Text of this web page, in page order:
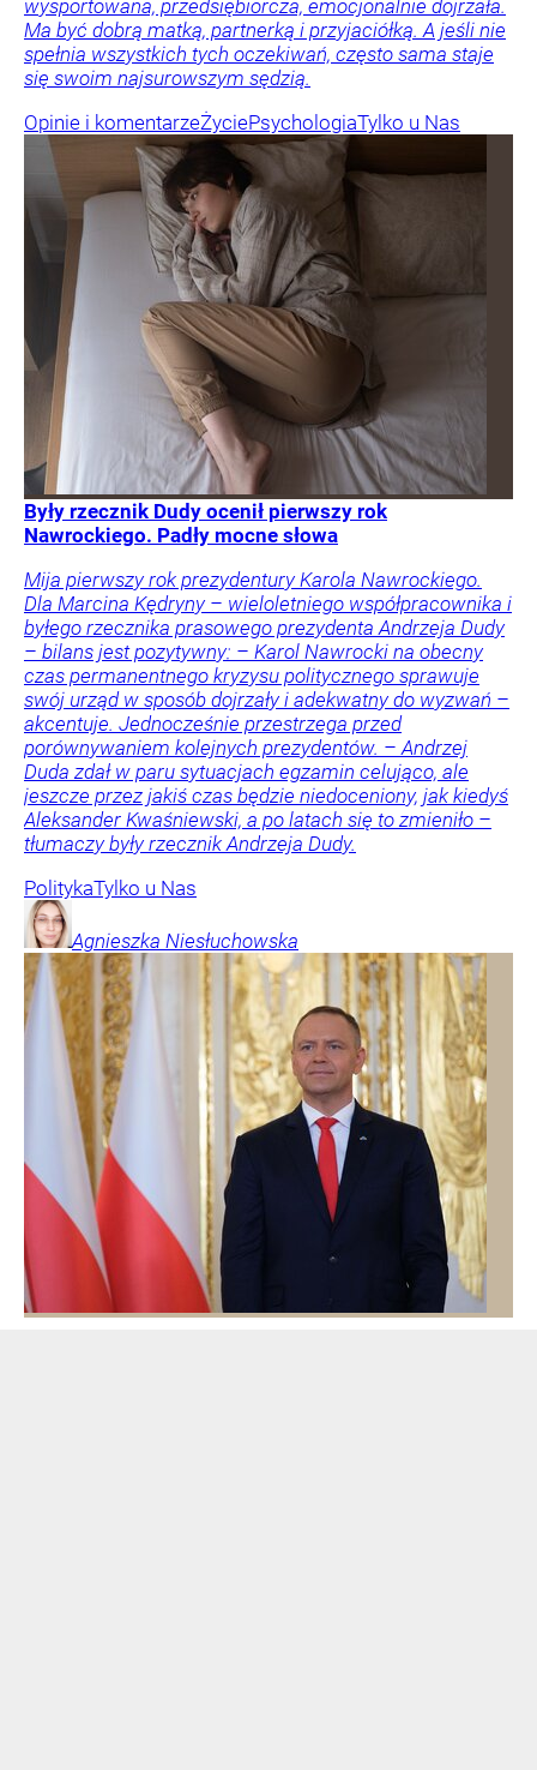
wysportowana, przedsiębiorcza, emocjonalnie dojrzała.
Ma być dobrą matką, partnerką i przyjaciółką. A jeśli nie
spełnia wszystkich tych oczekiwań, często sama staje
się swoim najsurowszym sędzią.
Opinie i komentarzeŻyciePsychologiaTylko u Nas
Były rzecznik Dudy ocenił pierwszy rok
Nawrockiego. Padły mocne słowa
Mija pierwszy rok prezydentury Karola Nawrockiego.
Dla Marcina Kędryny – wieloletniego współpracownika i
byłego rzecznika prasowego prezydenta Andrzeja Dudy
– bilans jest pozytywny: – Karol Nawrocki na obecny
czas permanentnego kryzysu politycznego sprawuje
swój urząd w sposób dojrzały i adekwatny do wyzwań –
akcentuje. Jednocześnie przestrzega przed
porównywaniem kolejnych prezydentów. – Andrzej
Duda zdał w paru sytuacjach egzamin celująco, ale
jeszcze przez jakiś czas będzie niedoceniony, jak kiedyś
Aleksander Kwaśniewski, a po latach się to zmieniło –
tłumaczy były rzecznik Andrzeja Dudy.
PolitykaTylko u Nas
Agnieszka Niesłuchowska